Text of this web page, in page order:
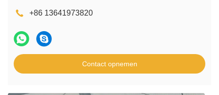
+86 13641973820
Contact opnemen